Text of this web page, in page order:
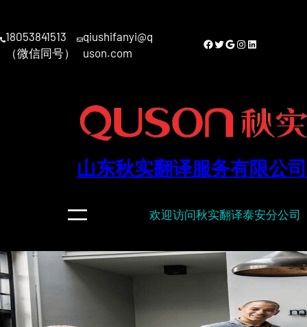
内18053841513
（微信同号）
qiushifanyi@q
uson.com
Facebook Twitter Google Instagram LinkedIn
山东秋实翻译服务有限公司
欢迎访问秋实翻译泰安分公司